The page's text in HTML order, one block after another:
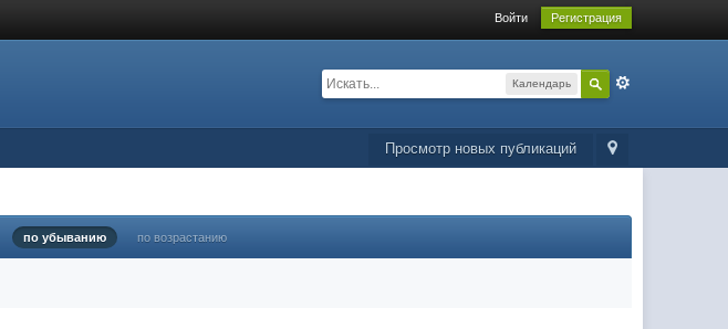
Войти Регистрация
Календарь
Просмотр новых публикаций
по убыванию по возрастанию